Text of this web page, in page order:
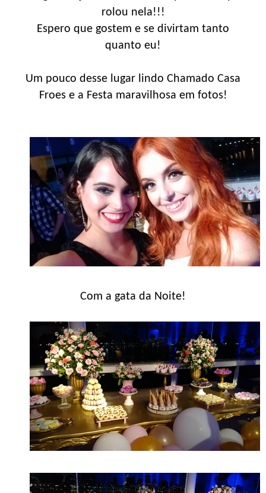
rolou nela!!!
Espero que gostem e se divirtam tanto
quanto eu!
Um pouco desse lugar lindo Chamado Casa
Froes e a Festa maravilhosa em fotos!
Com a gata da Noite!